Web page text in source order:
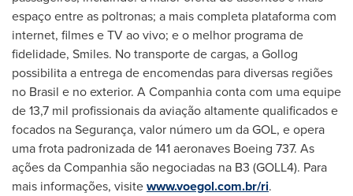
espaço entre as poltronas; a mais completa plataforma com
internet, filmes e TV ao vivo; e o melhor programa de
fidelidade, Smiles. No transporte de cargas, a Gollog
possibilita a entrega de encomendas para diversas regiões
no Brasil e no exterior. A Companhia conta com uma equipe
de 13,7 mil profissionais da aviação altamente qualificados e
focados na Segurança, valor número um da GOL, e opera
uma frota padronizada de 141 aeronaves Boeing 737. As
ações da Companhia são negociadas na B3 (GOLL4). Para
mais informações, visitewww.voegol.com.br/ri.